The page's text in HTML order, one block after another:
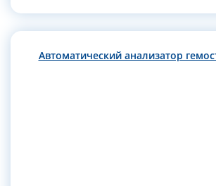
Автоматический анализатор